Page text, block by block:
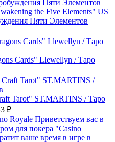
the Five Elements" US
Пяти Элементов
Cards" Llewellyn / Таро
Tarot" ST.MARTINS / Таро
₽